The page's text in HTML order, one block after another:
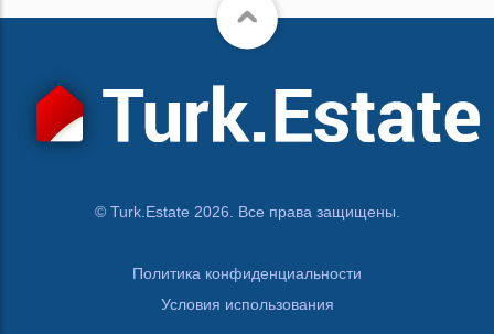
© Turk.Estate 2026. Все права защищены.
Политика конфиденциальности
Условия использования